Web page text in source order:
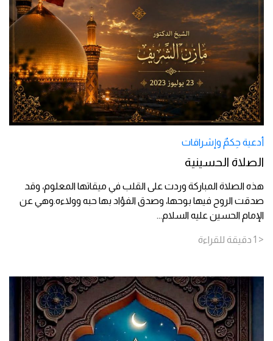
أدعية حِكمٌ وإشراقات
الصلاة الحسينية
هذه الصلاة المباركة وردت على القلب في ميقاتها المعلوم، وقد
صدقت الروح فيها بوحها، وصدق الفؤاد بها حبه وولاءه.وهي عن
الإمام الحسين عليه السلام...
< 1 دقيقة للقراءة